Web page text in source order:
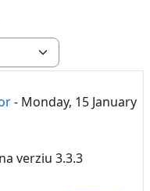
- Monday, 15 January
verziu 3.3.3